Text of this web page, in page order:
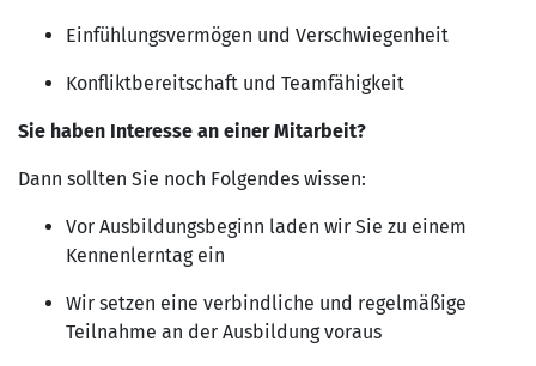
Einfühlungsvermögen und Verschwiegenheit
Konfliktbereitschaft und Teamfähigkeit
Sie haben Interesse an einer Mitarbeit?
Dann sollten Sie noch Folgendes wissen:
Vor Ausbildungsbeginn laden wir Sie zu einem
Kennenlerntag ein
Wir setzen eine verbindliche und regelmäßige
Teilnahme an der Ausbildung voraus